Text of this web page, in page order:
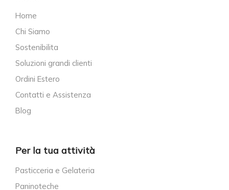
Home
Chi Siamo
Sostenibilita
Soluzioni grandi clienti
Ordini Estero
Contatti e Assistenza
Blog
Per la tua attività
Pasticceria e Gelateria
Paninoteche